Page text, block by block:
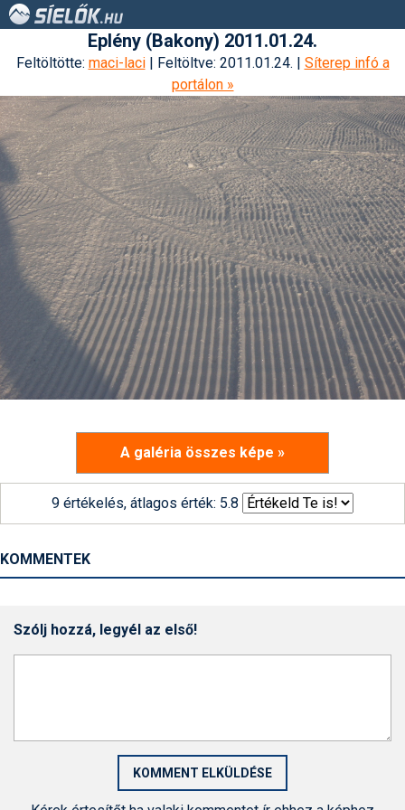
Eplény (Bakony) 2011.01.24.
Feltöltötte: maci-laci| Feltöltve: 2011.01.24. | Síterep infó a
portálon »
A galéria összes képe »
9 értékelés, átlagos érték: 5.8
KOMMENTEK
Szólj hozzá, legyél az első!